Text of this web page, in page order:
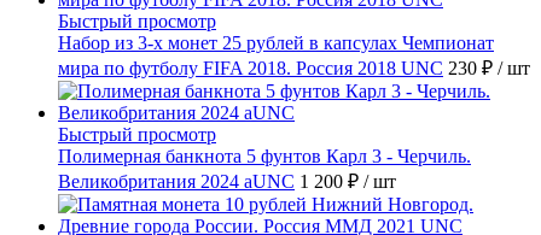
Быстрый просмотр
Набор из 3-х монет 25 рублей в капсулах Чемпионат
мира по футболу FIFA 2018. Россия 2018 UNC 230 ₽ / шт
Быстрый просмотр
Полимерная банкнота 5 фунтов Карл 3 - Черчиль.
Великобритания 2024 aUNC 1 200 ₽ / шт